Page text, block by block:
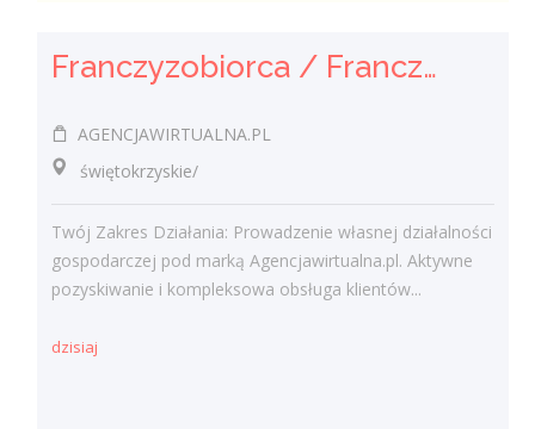
Franczyzobiorca / Franczyzobiorczyni Agencji Marketingowej
AGENCJAWIRTUALNA.PL
świętokrzyskie/
Twój Zakres Działania: Prowadzenie własnej działalności
gospodarczej pod marką Agencjawirtualna.pl. Aktywne
pozyskiwanie i kompleksowa obsługa klientów...
dzisiaj